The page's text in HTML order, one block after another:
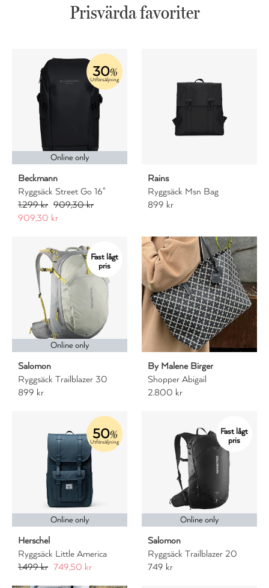
Prisvärda favoriter
30%
Utförsäljning
Online only
Beckmann
Ryggsäck Street Go 16"
1.299 kr 909,30 kr
909,30 kr
Rains
Ryggsäck Msn Bag
899 kr
Fast lågt
pris
Online only
Salomon
Ryggsäck Trailblazer 30
899 kr
By Malene Birger
Shopper Abigail
2.800 kr
50%
Utförsäljning
Online only
Herschel
Ryggsäck Little America
1.499 kr 749,50 kr
Fast lågt
pris
Online only
Salomon
Ryggsäck Trailblazer 20
749 kr